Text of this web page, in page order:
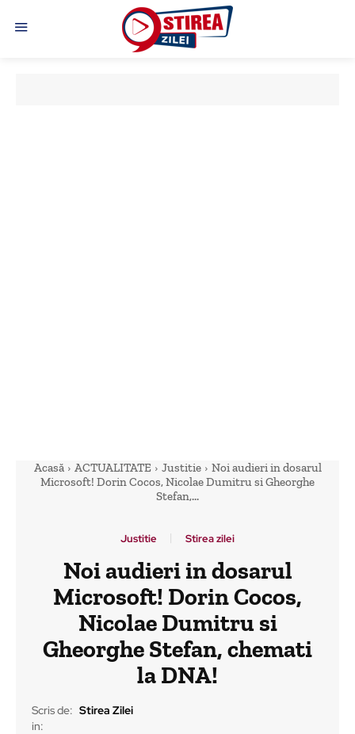
Acasă ACTUALITATE Justitie
Noi audieri in dosarul
Microsoft! Dorin Cocos, Nicolae Dumitru si Gheorghe
Stefan,...
Justitie Stirea zilei
Noi audieri in dosarul
Microsoft! Dorin Cocos,
Nicolae Dumitru si
Gheorghe Stefan, chemati
la DNA!
Scris de: Stirea Zilei
in: